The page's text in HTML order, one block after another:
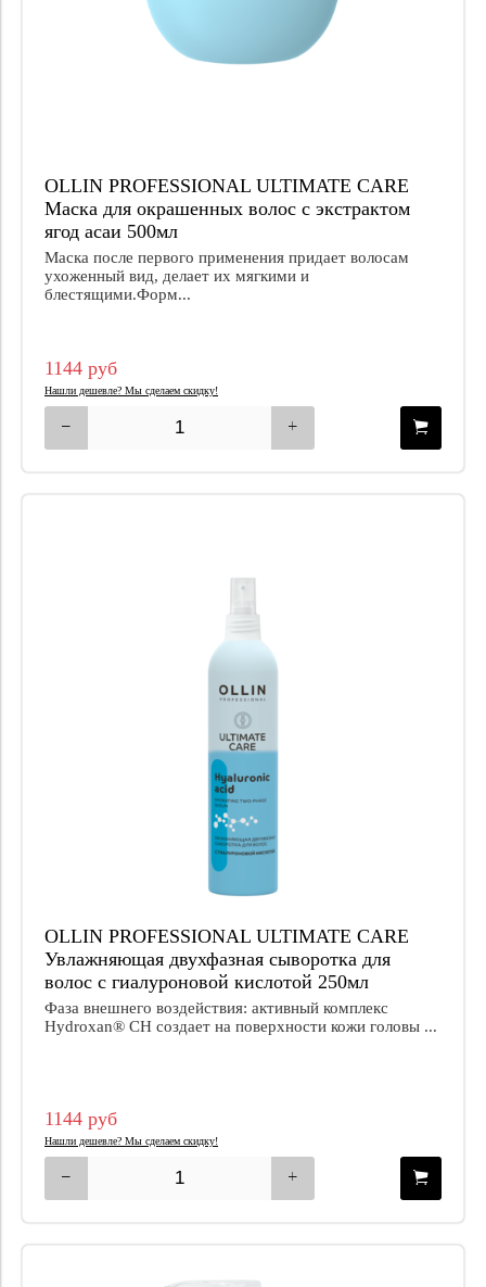
OLLIN PROFESSIONAL ULTIMATE CARE
Маска для окрашенных волос с экстрактом
ягод асаи 500мл
Маска после первого применения придает волосам
ухоженный вид, делает их мягкими и
блестящими.Форм...
1144 руб
Нашли дешевле? Мы сделаем скидку!
OLLIN PROFESSIONAL ULTIMATE CARE
Увлажняющая двухфазная сыворотка для
волос с гиалуроновой кислотой 250мл
Фаза внешнего воздействия: активный комплекс
Hydroxan® CH создает на поверхности кожи головы ...
1144 руб
Нашли дешевле? Мы сделаем скидку!